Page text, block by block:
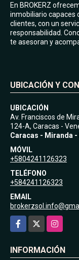
En BROKERZ
inmobiliario capaces
clientes, con un
responsabilidad.
te asesoran y
UBICACIÓN Y
UBICACIÓN
Av. Franciscos de
124-A, Caracas -
Caracas - Miranda
MÓVIL
+5804241126323
TELÉFONO
+584241126323
EMAIL
Facebook
Instagram
INFORMACIÓN